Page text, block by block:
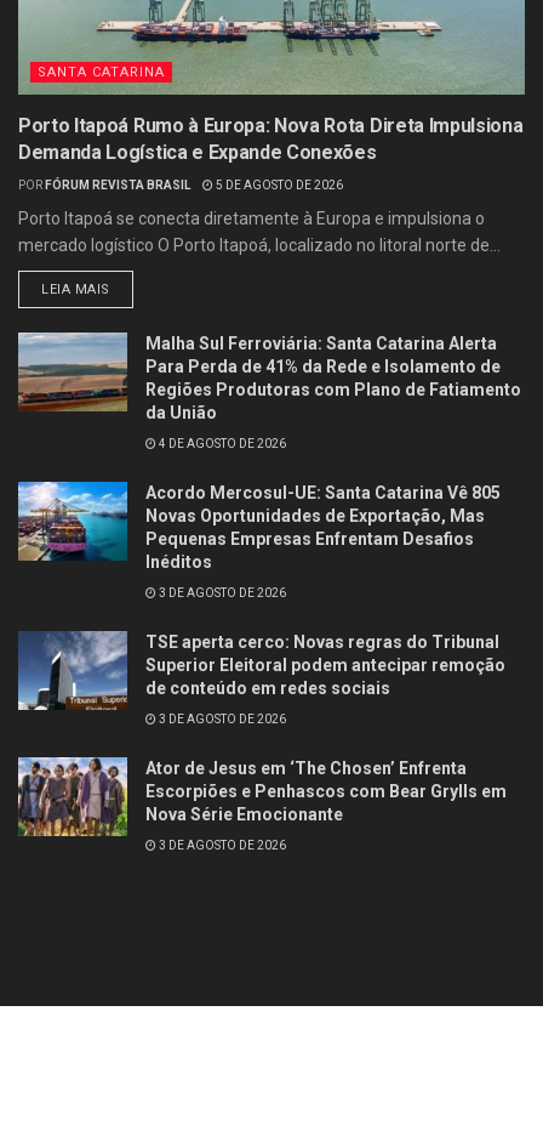
SANTA CATARINA
Porto Itapoá Rumo à Europa: Nova Rota Direta Impulsiona
Demanda Logística e Expande Conexões
POR FÓRUM REVISTA BRASIL 5 DE AGOSTO DE 2026
Porto Itapoá se conecta diretamente à Europa e impulsiona o
mercado logístico O Porto Itapoá, localizado no litoral norte de...
LEIA MAIS
Malha Sul Ferroviária: Santa Catarina Alerta
Para Perda de 41% da Rede e Isolamento de
Regiões Produtoras com Plano de Fatiamento
da União
4 DE AGOSTO DE 2026
Acordo Mercosul-UE: Santa Catarina Vê 805
Novas Oportunidades de Exportação, Mas
Pequenas Empresas Enfrentam Desafios
Inéditos
3 DE AGOSTO DE 2026
TSE aperta cerco: Novas regras do Tribunal
Superior Eleitoral podem antecipar remoção
de conteúdo em redes sociais
3 DE AGOSTO DE 2026
Ator de Jesus em ‘The Chosen’ Enfrenta
Escorpiões e Penhascos com Bear Grylls em
Nova Série Emocionante
3 DE AGOSTO DE 2026